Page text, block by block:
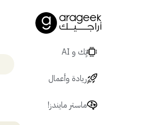
تٍك و AI
ريادة وأعمال
ماستر مايندز!